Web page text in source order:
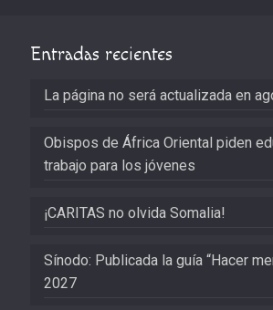
Entradas recientes
La página no será actualizada en
Obispos de África Oriental piden
trabajo para los jóvenes
¡CARITAS no olvida Somalia!
Sínodo: Publicada la guía “Hacer
2027